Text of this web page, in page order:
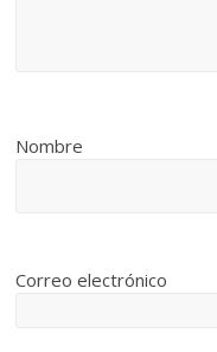
Nombre
Correo electrónico